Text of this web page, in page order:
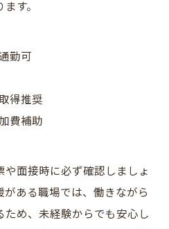
す。
勤可
得推奨
費補助
や面接時に必ず確認しましょ
ある職場では、働きながら
ため、未経験からでも安心し